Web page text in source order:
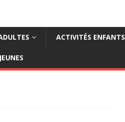
ACTIVITÉS ENFANTS